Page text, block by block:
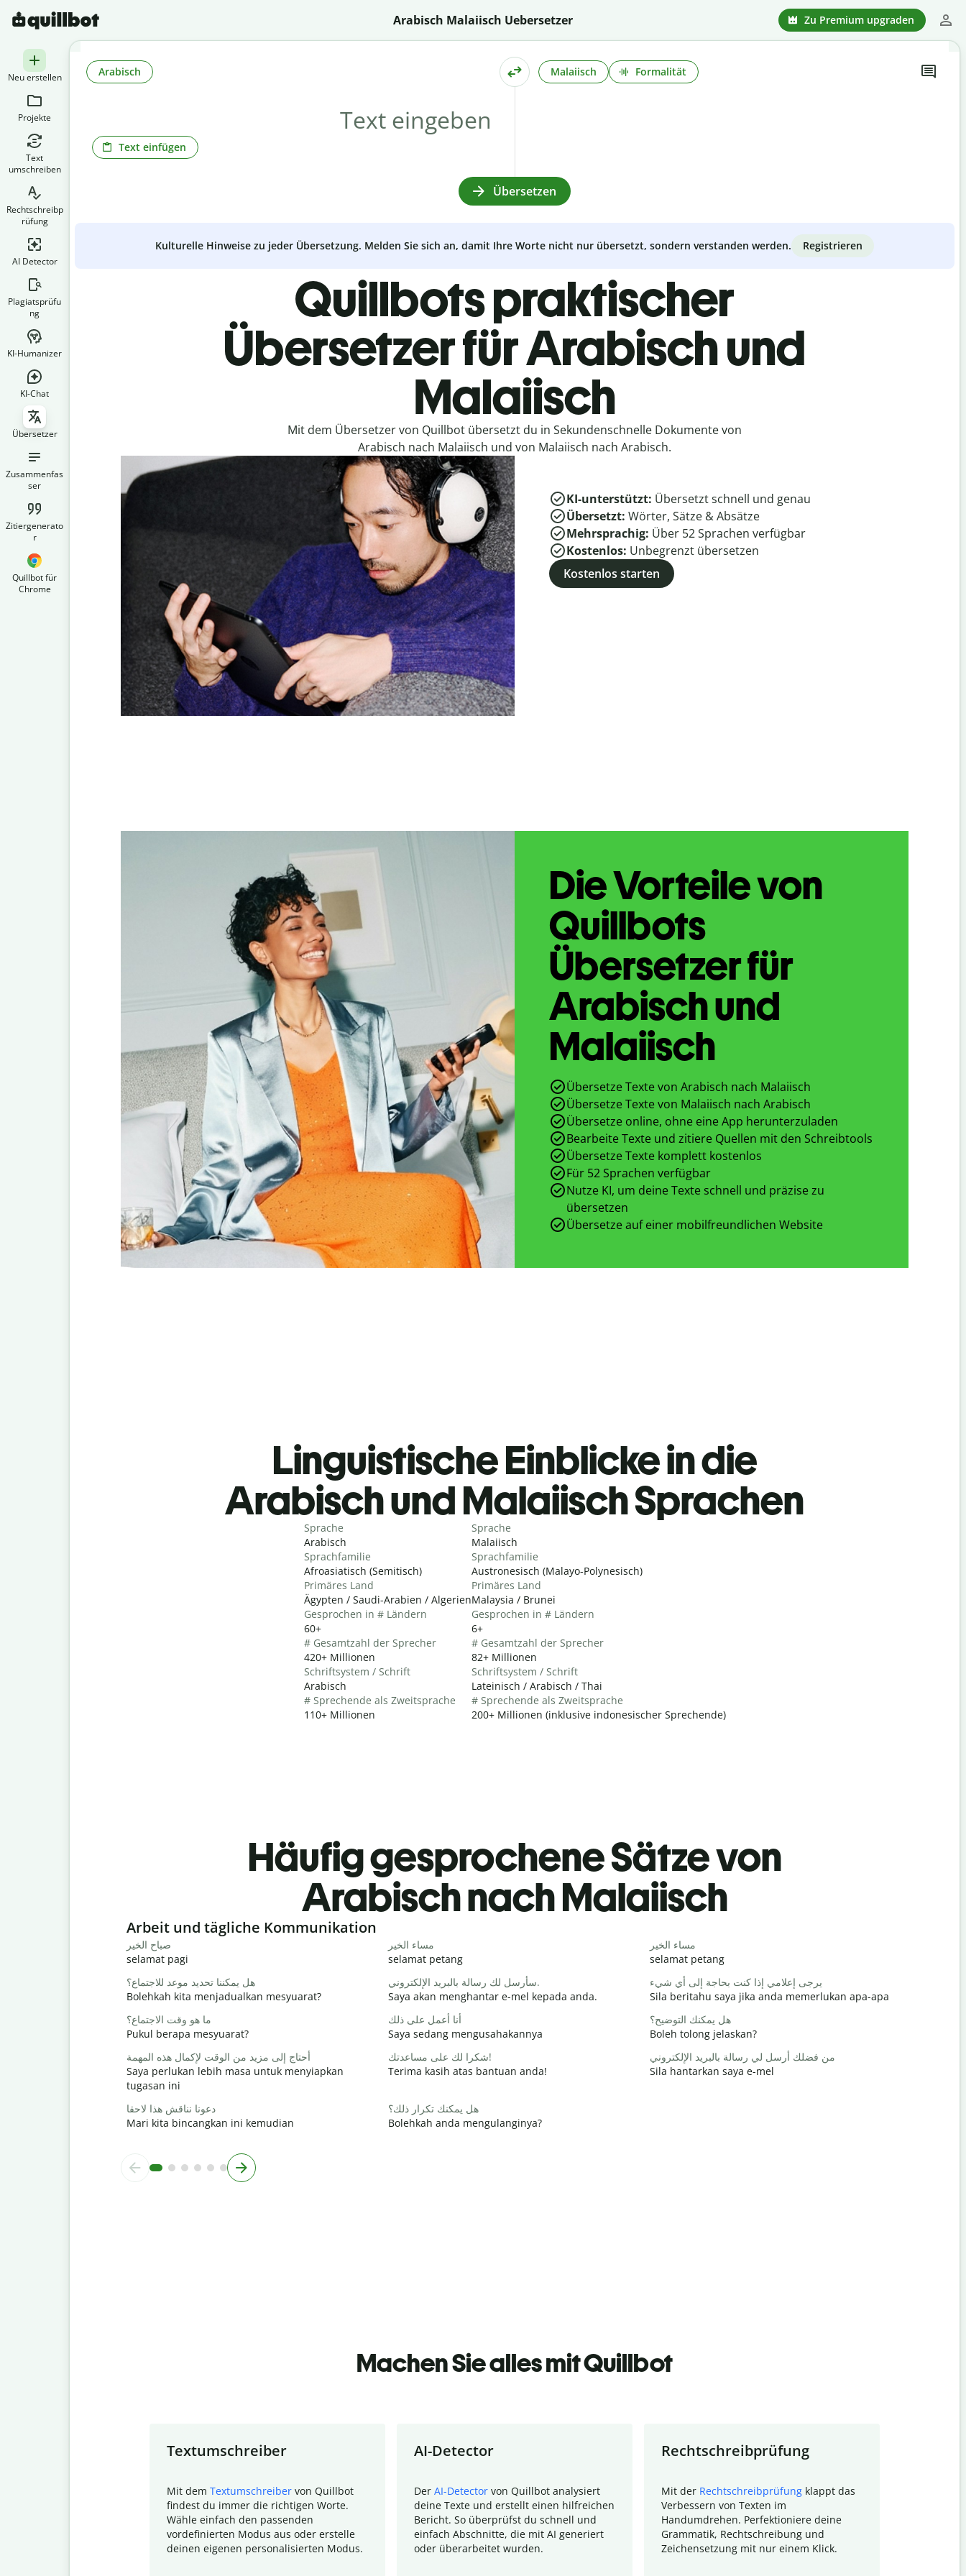
Arabisch Malaiisch Uebersetzer Zu Premium upgraden
Neu erstellen
Projekte
Text
umschreiben
Rechtschreibp
rüfung
AI Detector
Plagiatsprüfu
ng
KI-Humanizer
KI-Chat
Übersetzer
Zusammenfas
ser
Zitiergenerato
r
Quillbot für
Chrome
Text einfügen
Arabisch Malaiisch Formalität
Übersetzen
Kulturelle Hinweise zu jeder Übersetzung. Melden Sie sich an, damit Ihre Worte nicht nur übersetzt, sondern verstanden werden. Registrieren
Quillbots praktischer
Übersetzer für Arabisch und
Malaiisch
Mit dem Übersetzer von Quillbot übersetzt du in Sekundenschnelle Dokumente von
Arabisch nach Malaiisch und von Malaiisch nach Arabisch.
KI-unterstützt: Übersetzt schnell und genau
Übersetzt: Wörter, Sätze & Absätze
Mehrsprachig: Über 52Sprachen verfügbar
Kostenlos: Unbegrenzt übersetzen
Kostenlos starten
Die Vorteile von
Quillbots
Übersetzer für
Arabisch und
Malaiisch
Übersetze Texte von Arabisch nach Malaiisch
Übersetze Texte von Malaiisch nach Arabisch
Übersetze online, ohne eine App herunterzuladen
Bearbeite Texte und zitiere Quellen mit den Schreibtools
Übersetze Texte komplett kostenlos
Für 52 Sprachen verfügbar
Nutze KI, um deine Texte schnell und präzise zu
übersetzen
Übersetze auf einer mobilfreundlichen Website
Linguistische Einblicke in die
Arabisch und Malaiisch Sprachen
Sprache
Arabisch
Sprachfamilie
Afroasiatisch (Semitisch)
Primäres Land
Ägypten / Saudi-Arabien / Algerien
Gesprochen in # Ländern
60+
# Gesamtzahl der Sprecher
420+ Millionen
Schriftsystem / Schrift
Arabisch
# Sprechende als Zweitsprache
110+ Millionen
Sprache
Malaiisch
Sprachfamilie
Austronesisch (Malayo-Polynesisch)
Primäres Land
Malaysia / Brunei
Gesprochen in # Ländern
6+
# Gesamtzahl der Sprecher
82+ Millionen
Schriftsystem / Schrift
Lateinisch / Arabisch / Thai
# Sprechende als Zweitsprache
200+ Millionen (inklusive indonesischer Sprechende)
Häufig gesprochene Sätze von
Arabisch nach Malaiisch
Slide 1 of 6
Arbeit und tägliche Kommunikation
صباح الخير
selamat pagi
مساء الخير
selamat petang
مساء الخير
selamat petang
هل يمكننا تحديد موعد للاجتماع؟
Bolehkah kita menjadualkan mesyuarat?
سأرسل لك رسالة بالبريد الإلكتروني.
Saya akan menghantar e-mel kepada anda.
يرجى إعلامي إذا كنت بحاجة إلى أي شيء
Sila beritahu saya jika anda memerlukan apa-apa
ما هو وقت الاجتماع؟
Pukul berapa mesyuarat?
أنا أعمل على ذلك
Saya sedang mengusahakannya
هل يمكنك التوضيح؟
Boleh tolong jelaskan?
أحتاج إلى مزيد من الوقت لإكمال هذه المهمة
Saya perlukan lebih masa untuk menyiapkan
tugasan ini
شكرا لك على مساعدتك!
Terima kasih atas bantuan anda!
من فضلك أرسل لي رسالة بالبريد الإلكتروني
Sila hantarkan saya e-mel
دعونا نناقش هذا لاحقا
Mari kita bincangkan ini kemudian
هل يمكنك تكرار ذلك؟
Bolehkah anda mengulanginya?
Machen Sie alles mit Quillbot
Textumschreiber
Mit dem Textumschreiber von Quillbot
findest du immer die richtigen Worte.
Wähle einfach den passenden
vordefinierten Modus aus oder erstelle
deinen eigenen personalisierten Modus.
AI-Detector
Der AI-Detector von Quillbot analysiert
deine Texte und erstellt einen hilfreichen
Bericht. So überprüfst du schnell und
einfach Abschnitte, die mit AI generiert
oder überarbeitet wurden.
Rechtschreibprüfung
Mit der Rechtschreibprüfung klappt das
Verbessern von Texten im
Handumdrehen. Perfektioniere deine
Grammatik, Rechtschreibung und
Zeichensetzung mit nur einem Klick.